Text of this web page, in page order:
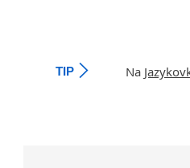
TIP Na